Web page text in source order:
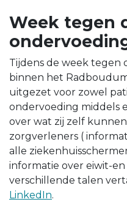
Week tegen
Tijdens de week tegen
binnen het
uitgezet voor zowel
ondervoeding middels
over wat zij zelf
zorgverleners (
alle
informatie over eiwit-
verschillende talen
LinkedIn.